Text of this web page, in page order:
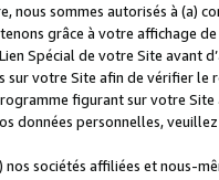
nous sommes autorisés à
grâce à votre affichage
Spécial de votre Site avant
sur votre Site afin de vérifier
figurant sur votre
données personnelles,
nos sociétés affiliées et nous-